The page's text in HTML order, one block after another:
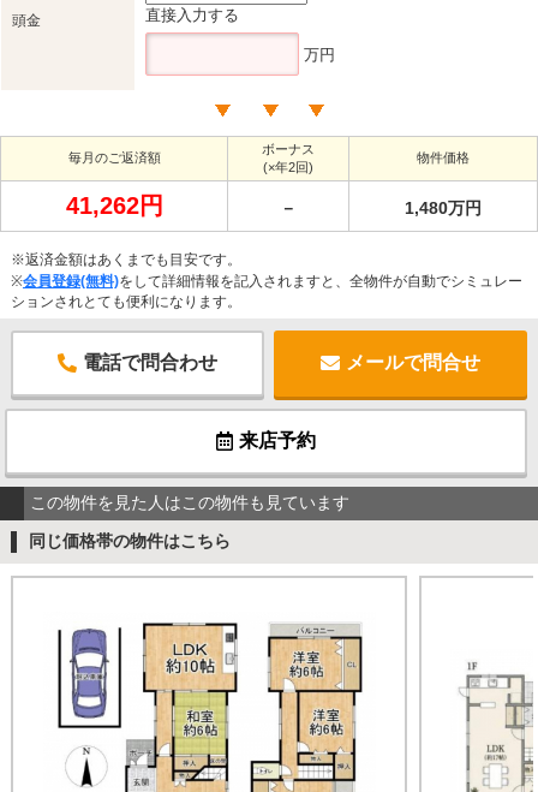
頭金 直接入力する
万円
毎月のご返済額
ボーナス
(×年2回)
物件価格
41,262円 － 1,480万円
※返済金額はあくまでも目安です。
※会員登録(無料)をして詳細情報を記入されますと、全物件が自動でシミュレー
ションされとても便利になります。
電話で問合わせ メールで問合せ
来店予約
この物件を見た人はこの物件も見ています
同じ価格帯の物件はこちら